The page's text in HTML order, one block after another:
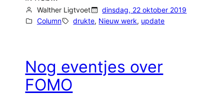
Walther Ligtvoet
dinsdag, 22 oktober 2019
Column
drukte, Nieuw werk, update
Nog eventjes over
FOMO